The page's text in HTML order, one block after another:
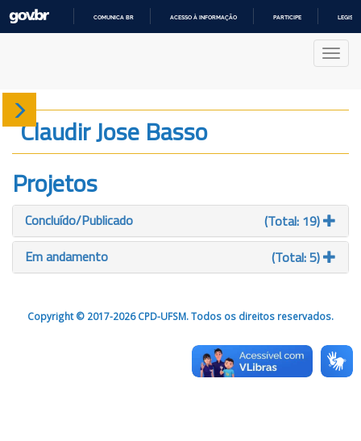
COMUNICA BR ACESSO À INFORMAÇÃO PARTICIPE
Sobre
Produção
Projetos
Gráficos
Claudir Jose Basso
Projetos
Concluído/Publicado
(Total: 19)
Em andamento
(Total: 5)
Copyright © 2017-2026 CPD-UFSM. Todos os direitos reservados.